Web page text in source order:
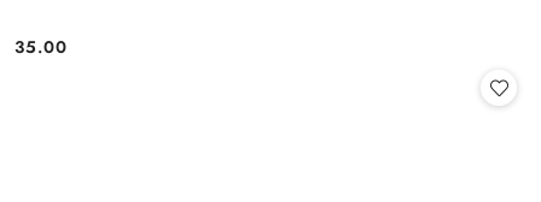
Cena:
35.00